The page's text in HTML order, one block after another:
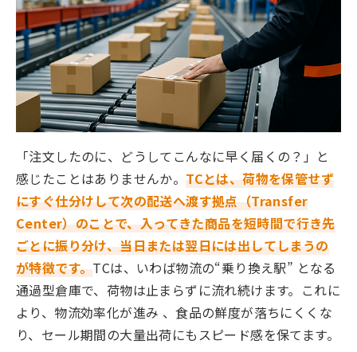
「注文したのに、どうしてこんなに早く届くの？」と
感じたことはありませんか。TCとは、荷物を保管せず
にすぐ仕分けして次の配送へ渡す拠点（Transfer
Center）のことで、入ってきた商品を短時間で行き先
ごとに振り分け、当日または翌日には出してしまうの
が特徴です。TCは、いわば物流の“乗り換え駅” となる
通過型倉庫で、荷物は止まらずに流れ続けます。これに
より、物流効率化が進み 、食品の鮮度が落ちにくくな
り、セール期間の大量出荷にもスピード感を保てます。